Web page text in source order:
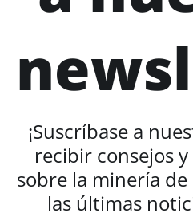
¡Suscríbase a
recibir consejos
sobre la minería
las últimas